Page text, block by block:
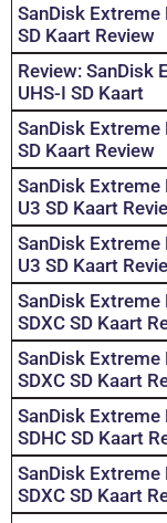
SanDisk Extreme
SD Kaart Review
Review: SanDisk
UHS-I SD Kaart
SanDisk Extreme
SD Kaart Review
SanDisk
U3 SD Kaart
SanDisk
U3 SD Kaart
SanDisk
SDXC SD Kaart
SanDisk
SDXC SD Kaart
SanDisk
SDHC SD Kaart
SanDisk
SDXC SD Kaart